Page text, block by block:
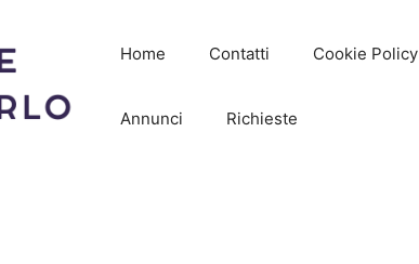
Home Contatti Cookie Policy
Annunci Richieste